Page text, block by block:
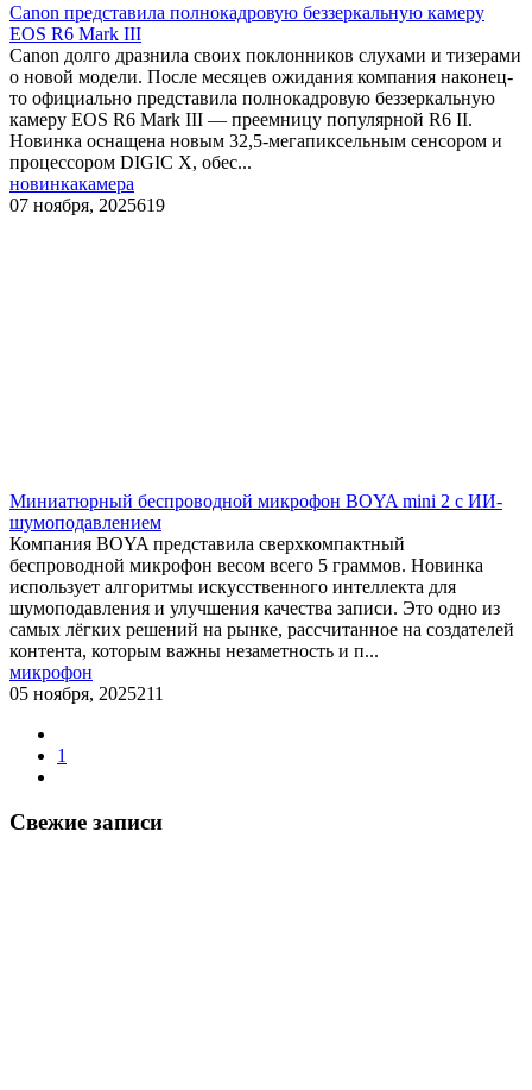
​Canon представила полнокадровую беззеркальную камеру
EOS R6 Mark III
Canon долго дразнила своих поклонников слухами и тизерами
о новой модели. После месяцев ожидания компания наконец-
то официально представила полнокадровую беззеркальную
камеру EOS R6 Mark III — преемницу популярной R6 II.
Новинка оснащена новым 32,5-мегапиксельным сенсором и
процессором DIGIC X, обес...
новинкакамера
07 ноября, 2025619
Миниатюрный беспроводной микрофон BOYA mini 2 с ИИ-
шумоподавлением
Компания BOYA представила сверхкомпактный
беспроводной микрофон весом всего 5 граммов. Новинка
использует алгоритмы искусственного интеллекта для
шумоподавления и улучшения качества записи. Это одно из
самых лёгких решений на рынке, рассчитанное на создателей
контента, которым важны незаметность и п...
микрофон
05 ноября, 2025211
1
Свежие записи